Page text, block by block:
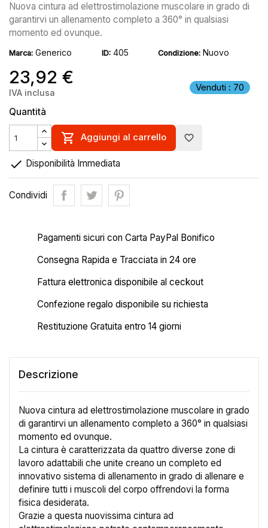
Nuova cintura ad elettrostimolazione muscolare in grado di
garantirvi un allenamento completo a 360° in qualsiasi
momento ed ovunque.
Marca: Generico ID: 405 Condizione: Nuovo
23,92 € Venduti : 70
IVA inclusa
Quantità
 Aggiungi al carrello favorite_border
 Disponibilità Immediata
Condividi
Pagamenti sicuri con Carta PayPal Bonifico
Consegna Rapida e Tracciata in 24 ore
Fattura elettronica disponibile al ceckout
Confezione regalo disponibile su richiesta
Restituzione Gratuita entro 14 giorni
Descrizione
Nuova cintura ad elettrostimolazione muscolare in grado
di garantirvi un allenamento completo a 360° in qualsiasi
momento ed ovunque.
La cintura è caratterizzata da quattro diverse zone di
lavoro adattabili che unite creano un completo ed
innovativo sistema di allenamento in grado di allenare e
definire tutti i muscoli del corpo offrendovi la forma
fisica desiderata.
Grazie a questa nuovissima cintura ad